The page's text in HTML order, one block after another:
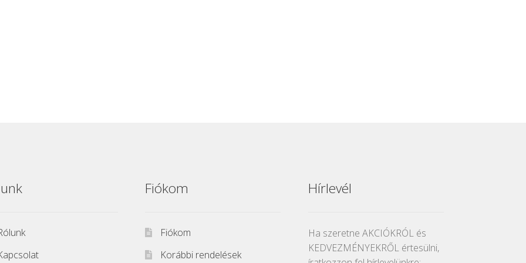
Fiókom
Fiókom
Korábbi rendelések
Hírlevél
Ha szeretne AKCIÓKRÓL és
KEDVEZMÉNYEKRŐL értesülni,